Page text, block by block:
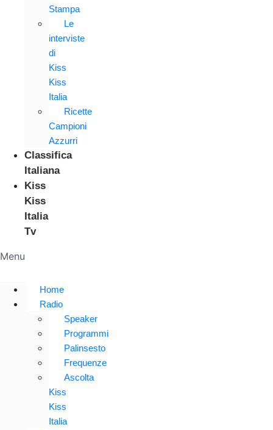
Stampa
Le
interviste
di
Kiss
Kiss
Italia
Ricette
Campioni
Azzurri
Classifica
Italiana
Kiss
Kiss
Italia
Tv
Menu
Home
Radio
Speaker
Programmi
Palinsesto
Frequenze
Ascolta
Kiss
Kiss
Italia